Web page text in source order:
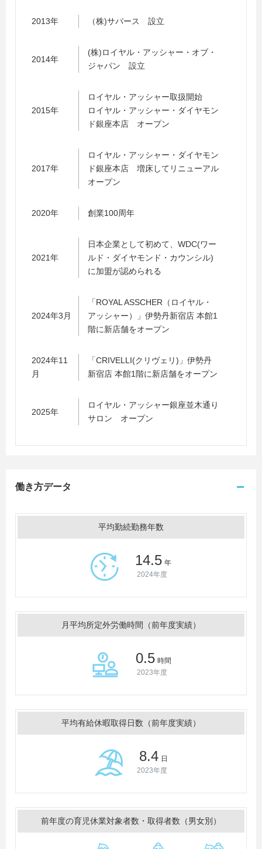
2013年 （株)サバース 設立
2014年
(株)ロイヤル・アッシャー・オブ・
ジャパン 設立
2015年
ロイヤル・アッシャー取扱開始
ロイヤル・アッシャー・ダイヤモン
ド銀座本店 オープン
2017年
ロイヤル・アッシャー・ダイヤモン
ド銀座本店 増床してリニューアル
オープン
2020年 創業100周年
2021年
日本企業として初めて、WDC(ワー
ルド・ダイヤモンド・カウンシル)
に加盟が認められる
2024年3月
「ROYAL ASSCHER（ロイヤル・
アッシャー）」伊勢丹新宿店 本館1
階に新店舗をオープン
2024年11
月
「CRIVELLI(クリヴェリ)」伊勢丹
新宿店 本館1階に新店舗をオープン
2025年
ロイヤル・アッシャー銀座並木通り
サロン オープン
働き方データ
平均勤続勤務年数
14.5 年
2024年度
月平均所定外労働時間（前年度実績）
0.5 時間
2023年度
平均有給休暇取得日数（前年度実績）
8.4 日
2023年度
前年度の育児休業対象者数・取得者数（男女別）